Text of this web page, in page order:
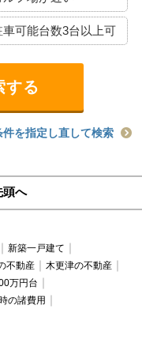
車可能台数3台以上可
件を指定し直して検索
頭へ
新築一戸建て
不動産
木更津の不動産
万円台
の諸費用